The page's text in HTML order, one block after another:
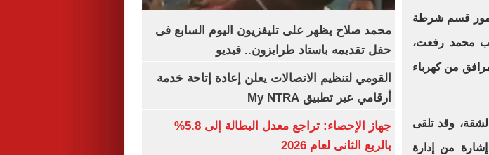
قسم شرطة
محمد رفعت،
من كهرباء
وقد تلقى
من إدارة
محمد صلاح يظهر على تليفزيون اليوم السابع فى
حفل تقديمه باستاد طرابزون.. فيديو
القومي لتنظيم الاتصالات يعلن إعادة إتاحة خدمة
أرقامي عبر تطبيق My NTRA
جهاز الإحصاء: تراجع معدل البطالة إلى 5.8%
بالربع الثانى لعام 2026